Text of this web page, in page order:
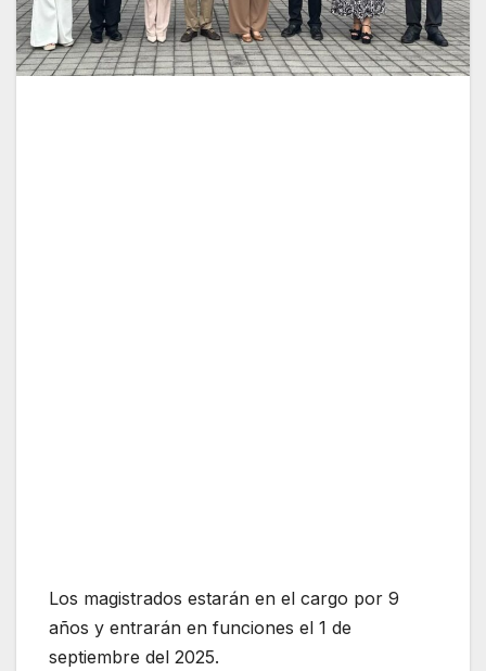
Los magistrados estarán en el cargo por 9
años y entrarán en funciones el 1 de
septiembre del 2025.